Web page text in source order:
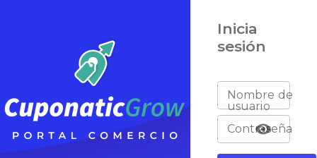
Inicia
sesión
Nombre de
usuario
Contraseña